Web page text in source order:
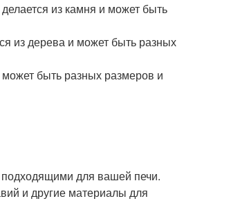
из камня и может быть
из дерева и может быть разных
быть разных размеров и
для вашей печи.
и другие материалы для